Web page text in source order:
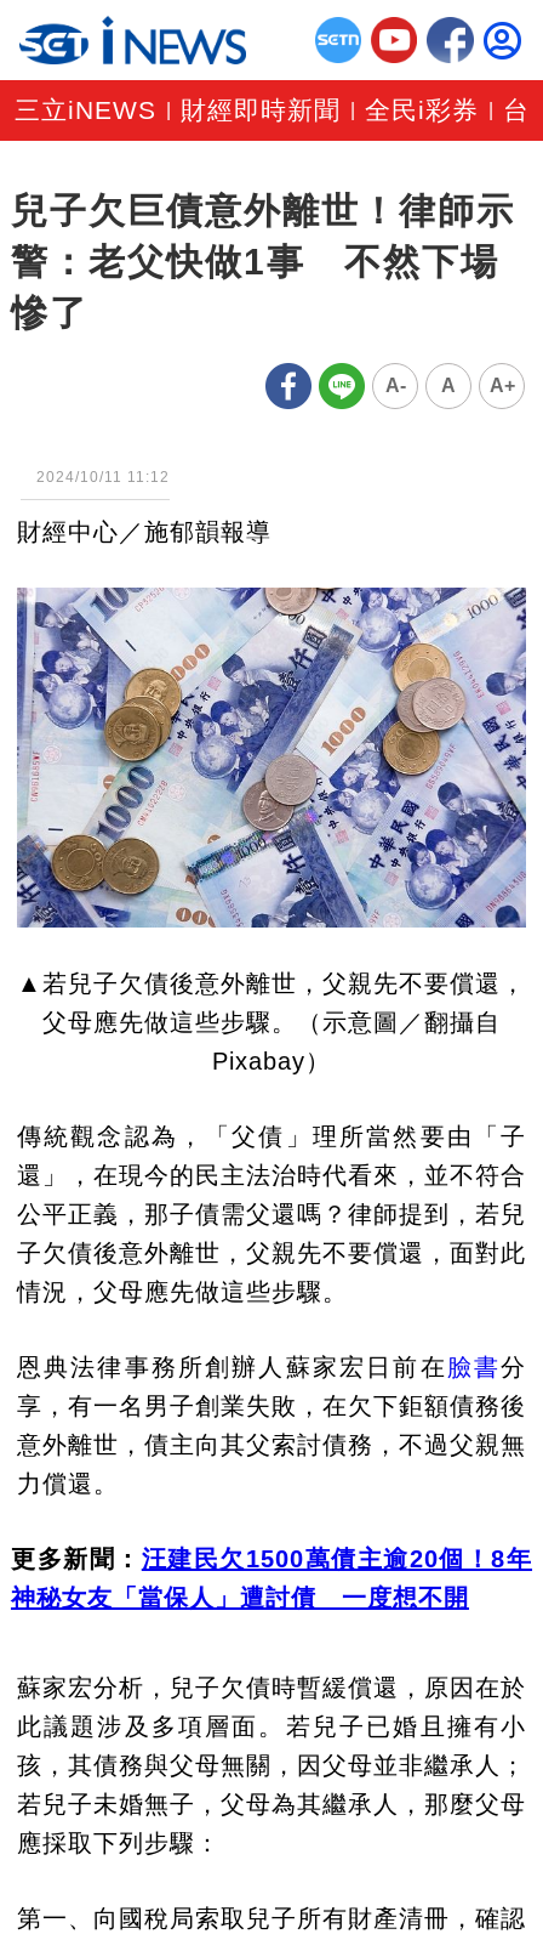
三立iNEWS 財經即時新聞 |全民i彩券 台
兒子欠巨債意外離世！律師示
警：老父快做1事 不然下場
慘了
A- A A+
2024/10/11 11:12
財經中心／施郁韻報導
▲若兒子欠債後意外離世，父親先不要償還，
父母應先做這些步驟。（示意圖／翻攝自
Pixabay）
傳統觀念認為，「父債」理所當然要由「子
還」，在現今的民主法治時代看來，並不符合
公平正義，那子債需父還嗎？律師提到，若兒
子欠債後意外離世，父親先不要償還，面對此
情況，父母應先做這些步驟。
恩典法律事務所創辦人蘇家宏日前在 臉書分
享，有一名男子創業失敗，在欠下鉅額債務後
意外離世，債主向其父索討債務，不過父親無
力償還。
更多新聞： 汪建民欠1500萬債主逾20個！8年
神秘女友「當保人」遭討債 一度想不開
蘇家宏分析，兒子欠債時暫緩償還，原因在於
此議題涉及多項層面。若兒子已婚且擁有小
孩，其債務與父母無關，因父母並非繼承人；
若兒子未婚無子，父母為其繼承人，那麼父母
應採取下列步驟：
第一、向國稅局索取兒子所有財產清冊，確認